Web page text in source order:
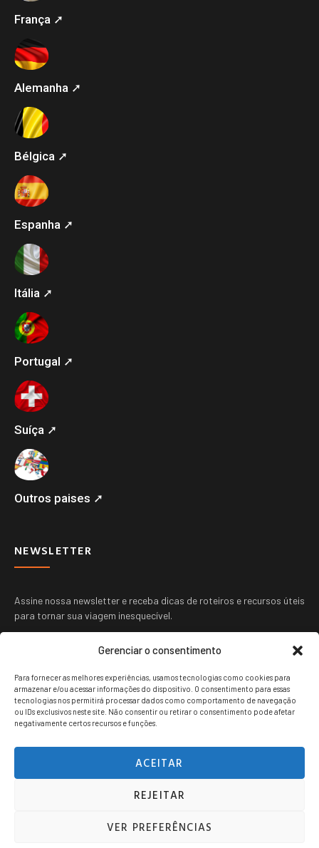
Gerenciar o consentimento
Para fornecer as melhores experiências, usamos tecnologias como cookies para
armazenar e/ou acessar informações do dispositivo. O consentimento para essas
tecnologias nos permitirá processar dados como comportamento de navegação
ou IDs exclusivos neste site. Não consentir ou retirar o consentimento pode afetar
negativamente certos recursos e funções.
ACEITAR
REJEITAR
VER PREFERÊNCIAS
França ➚
Alemanha ➚
Bélgica ➚
Espanha ➚
Itália ➚
Portugal ➚
Suíça ➚
Outros paises ➚
NEWSLETTER
Assine nossa newsletter e receba dicas de roteiros e recursos úteis
para tornar sua viagem inesquecível.
ENVIAR
Viagem jovem copyright © 2024. Todos os direitos reservados.
POLITICA DE PRIVACIDADE TERMOS DE USO